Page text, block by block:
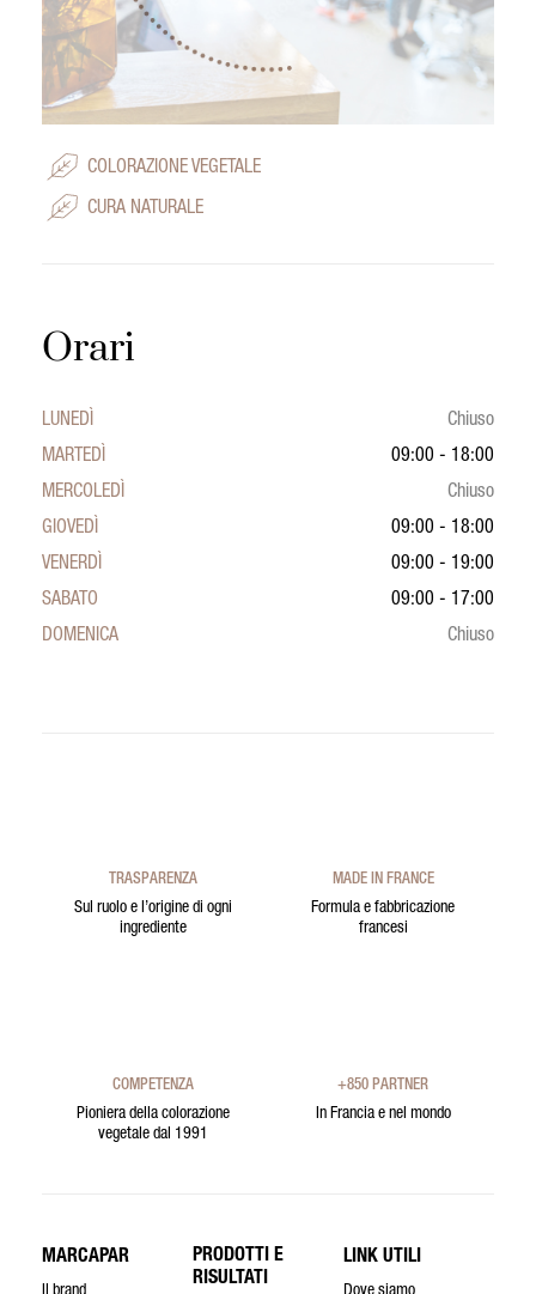
COLORAZIONE VEGETALE
CURA NATURALE
Orari
LUNEDÌ
Chiuso
MARTEDÌ
09:00 - 18:00
MERCOLEDÌ
Chiuso
GIOVEDÌ
09:00 - 18:00
VENERDÌ
09:00 - 19:00
SABATO
09:00 - 17:00
DOMENICA
Chiuso
TRASPARENZA
Sul ruolo e l’origine di ogni
ingrediente
MADE IN FRANCE
Formula e fabbricazione
francesi
COMPETENZA
Pioniera della colorazione
vegetale dal 1991
+850 PARTNER
In Francia e nel mondo
MARCAPAR
PRODOTTI E
RISULTATI
LINK UTILI